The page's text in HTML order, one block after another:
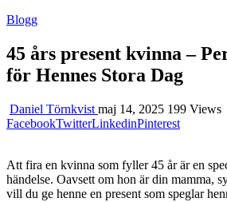
Blogg
45 års present kvinna –
för Hennes Stora Dag
Daniel Törnkvist maj 14, 2025 199 Views
FacebookTwitterLinkedinPinterest
Att fira en kvinna som fyller 45 år är en
händelse. Oavsett om hon är din mamma,
vill du ge henne en present som speglar